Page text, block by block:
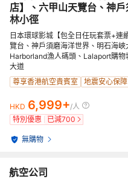
店】、六甲山天覽台、神
林小徑
日本環球影城【包全日任玩套票+連
覽台、神戶須磨海洋世界、明石海
Harborland漁人碼頭、Lalaport購
大道
尊享香港航空貴賓室
地震安心保障
HKD 6,999+/人
特別優惠
已減700
無購物
航空公司